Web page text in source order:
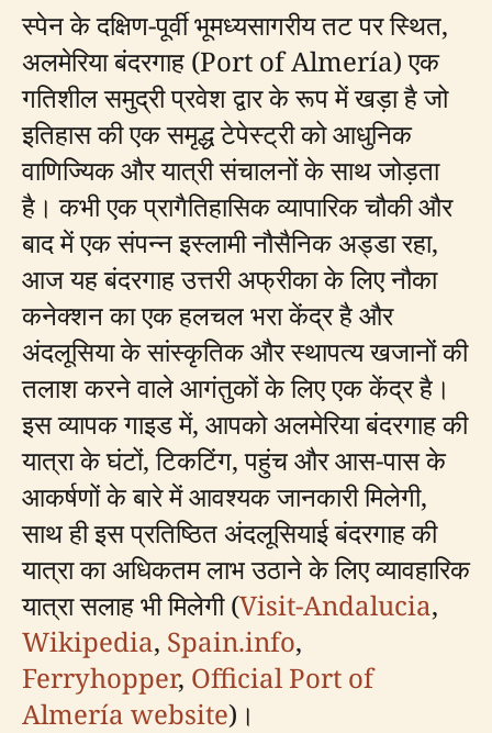
स्पेन के दक्षिण-पूर्वी भूमध्यसागरीय तट पर स्थित,
अलमेरिया बंदरगाह (Port of Almería) एक
गतिशील समुद्री प्रवेश द्वार के रूप में खड़ा है जो
इतिहास की एक समृद्ध टेपेस्ट्री को आधुनिक
वाणिज्यिक और यात्री संचालनों के साथ जोड़ता
है। कभी एक प्रागैतिहासिक व्यापारिक चौकी और
बाद में एक संपन्न इस्लामी नौसैनिक अड्डा रहा,
आज यह बंदरगाह उत्तरी अफ्रीका के लिए नौका
कनेक्शन का एक हलचल भरा केंद्र है और
अंदलूसिया के सांस्कृतिक और स्थापत्य खजानों की
तलाश करने वाले आगंतुकों के लिए एक केंद्र है।
इस व्यापक गाइड में, आपको अलमेरिया बंदरगाह की
यात्रा के घंटों, टिकटिंग, पहुंच और आस-पास के
आकर्षणों के बारे में आवश्यक जानकारी मिलेगी,
साथ ही इस प्रतिष्ठित अंदलूसियाई बंदरगाह की
यात्रा का अधिकतम लाभ उठाने के लिए व्यावहारिक
यात्रा सलाह भी मिलेगी (Visit-Andalucia,
Wikipedia, Spain.info,
Ferryhopper, Official Port of
Almería website)।